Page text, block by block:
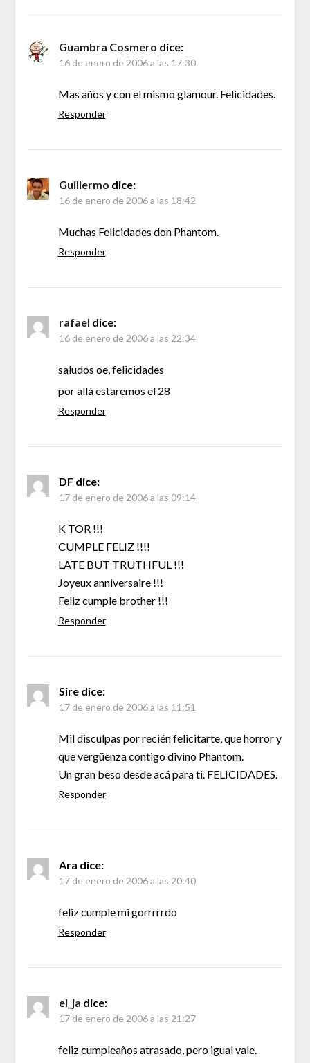
Guambra Cosmero dice:
16 de enero de 2006 a las 17:30
Mas años y con el mismo glamour. Felicidades.
Responder
Guillermo dice:
16 de enero de 2006 a las 18:42
Muchas Felicidades don Phantom.
Responder
rafael dice:
16 de enero de 2006 a las 22:34
saludos oe, felicidades
por allá estaremos el 28
Responder
DF dice:
17 de enero de 2006 a las 09:14
K TOR !!!
CUMPLE FELIZ !!!!
LATE BUT TRUTHFUL !!!
Joyeux anniversaire !!!
Feliz cumple brother !!!
Responder
Sire dice:
17 de enero de 2006 a las 11:51
Mil disculpas por recién felicitarte, que horror y
que vergüenza contigo divino Phantom.
Un gran beso desde acá para ti. FELICIDADES.
Responder
Ara dice:
17 de enero de 2006 a las 20:40
feliz cumple mi gorrrrrdo
Responder
el_ja dice:
17 de enero de 2006 a las 21:27
feliz cumpleaños atrasado, pero igual vale.